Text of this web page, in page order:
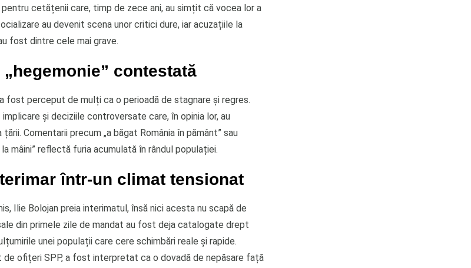
cetățenii care, timp de zece ani, au simțit că vocea lor a
au devenit scena unor critici dure, iar acuzațiile la
fost dintre cele mai grave.
contestată
fost perceput de mulți ca o perioadă de stagnare și regres.
și deciziile controversate care, în opinia lor, au
Comentarii precum „a băgat România în pământ” sau
mâini” reflectă furia acumulată în rândul populației.
într-un climat tensionat
Ilie Bolojan preia interimatul, însă nici acesta nu scapă de
din primele zile de mandat au fost deja catalogate drept
unei populații care cere schimbări reale și rapide.
de ofițeri SPP, a fost interpretat ca o dovadă de nepăsare față